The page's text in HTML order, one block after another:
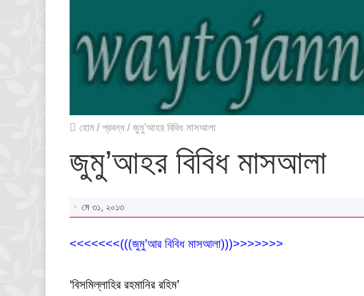
হোম / প্রবন্ধ / জুমু’আহর বিবিধ মাসআলা
জুমু’আহর বিবিধ মাসআলা
মে ৩১, ২০১৩
<<<<<<<(((জুমু’আর বিবিধ মাসআলা)))>>>>>>>
‘বিসমিল্লাহির রহমানির রহিম’